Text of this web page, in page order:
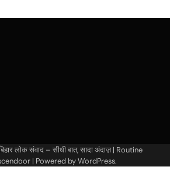
लोक संवाद – सीधी बात, सादा अंदाज़| Routine
| Powered byWordPress.